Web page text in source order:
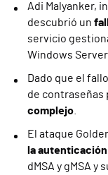
Adi Malyanker,
descubrió un
servicio
Windows Server
Dado que el
de contraseñas
complejo
El ataque
la
dMSA y gMSA y